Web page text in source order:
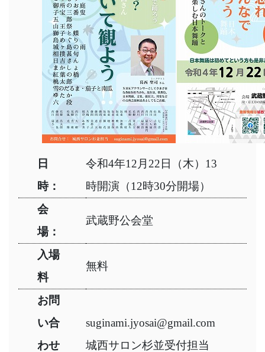
日
時：
令和4年12月22日（木）13
時開演（12時30分開場）
会
場：
武蔵野公会堂
入場
料
無料
お問
い合
わせ
suginami.jyosai@gmail.com
城西サロン杉並受付担当